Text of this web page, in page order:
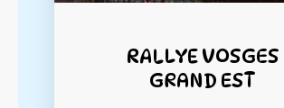
RALLYE VOSGES
GRAND EST